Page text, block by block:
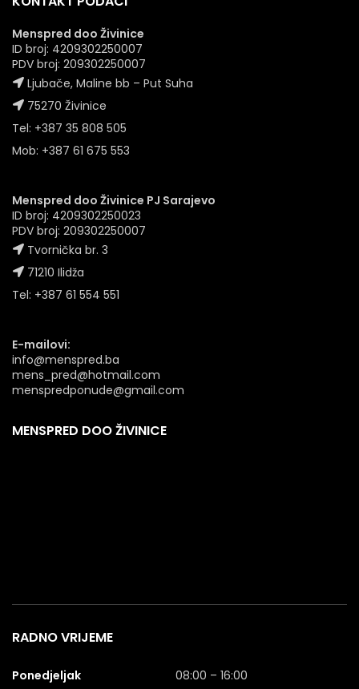
Menspred doo Živinice
ID broj: 4209302250007
PDV broj: 209302250007
Ljubače, Maline bb – Put Suha
75270 Živinice
Tel: +387 35 808 505
Mob: +387 61 675 553
Menspred doo Živinice PJ Sarajevo
ID broj: 4209302250023
PDV broj: 209302250007
Tvornička br. 3
71210 Ilidža
Tel: +387 61 554 551
E-mailovi:
info@menspred.ba
mens_pred@hotmail.com
menspredponude@gmail.com
MENSPRED DOO ŽIVINICE
RADNO VRIJEME
Ponedjeljak
08:00 – 16:00